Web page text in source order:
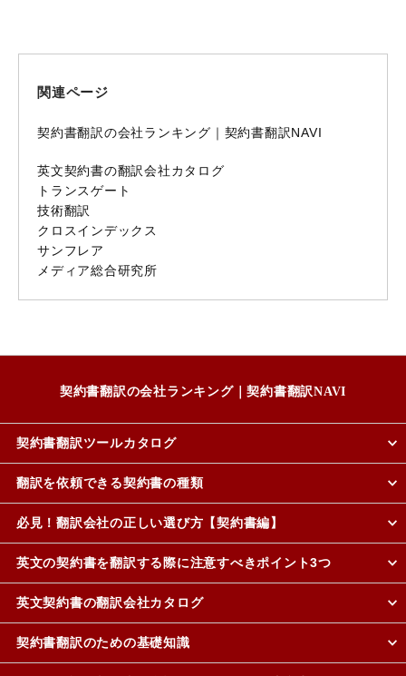
関連ページ
契約書翻訳の会社ランキング｜契約書翻訳NAVI
英文契約書の翻訳会社カタログ
トランスゲート
技術翻訳
クロスインデックス
サンフレア
メディア総合研究所
契約書翻訳の会社ランキング｜契約書翻訳NAVI
契約書翻訳ツールカタログ
翻訳を依頼できる契約書の種類
必見！翻訳会社の正しい選び方【契約書編】
英文の契約書を翻訳する際に注意すべきポイント3つ
英文契約書の翻訳会社カタログ
契約書翻訳のための基礎知識